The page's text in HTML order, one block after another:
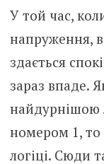
У той час,
напруження,
здається
зараз впаде.
найдурнішою
номером 1, то
логіці. Сюди